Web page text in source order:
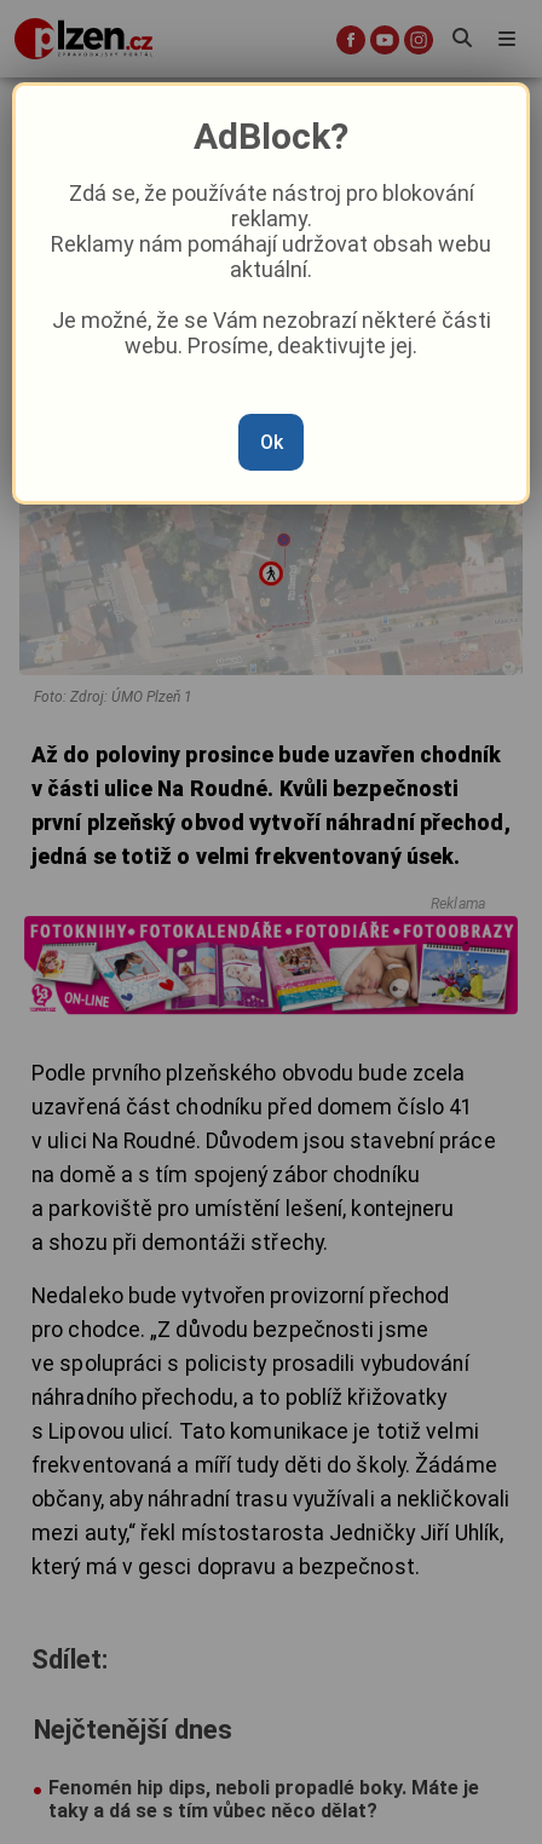
Stavební práce uzavřou chodník v
ulici Na Roudné
5. 11. 2025|12:13
Foto: Zdroj: ÚMO Plzeň 1
Až do poloviny prosince bude uzavřen chodník
v části ulice Na Roudné. Kvůli bezpečnosti
první plzeňský obvod vytvoří náhradní přechod,
jedná se totiž o velmi frekventovaný úsek.
Reklama
Podle prvního plzeňského obvodu bude zcela
uzavřená část chodníku před domem číslo 41
v ulici Na Roudné. Důvodem jsou stavební práce
na domě a s tím spojený zábor chodníku
a parkoviště pro umístění lešení, kontejneru
a shozu při demontáži střechy.
Nedaleko bude vytvořen provizorní přechod
pro chodce. „Z důvodu bezpečnosti jsme
ve spolupráci s policisty prosadili vybudování
náhradního přechodu, a to poblíž křižovatky
s Lipovou ulicí. Tato komunikace je totiž velmi
frekventovaná a míří tudy děti do školy. Žádáme
občany, aby náhradní trasu využívali a nekličkovali
mezi auty,“ řekl místostarosta Jedničky Jiří Uhlík,
který má v gesci dopravu a bezpečnost.
Sdílet:
Nejčtenější dnes
Fenomén hip dips, neboli propadlé boky. Máte je
taky a dá se s tím vůbec něco dělat?
AdBlock?
Zdá se, že používáte nástroj pro blokování
reklamy.
Reklamy nám pomáhají udržovat obsah webu
aktuální.
Je možné, že se Vám nezobrazí některé části
webu. Prosíme, deaktivujte jej.
Ok